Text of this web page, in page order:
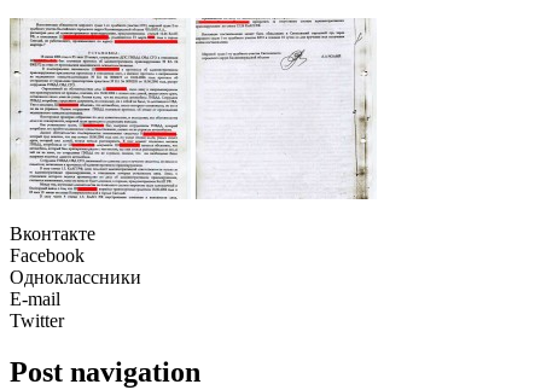
Вконтакте
Facebook
Одноклассники
E-mail
Twitter
Post navigation